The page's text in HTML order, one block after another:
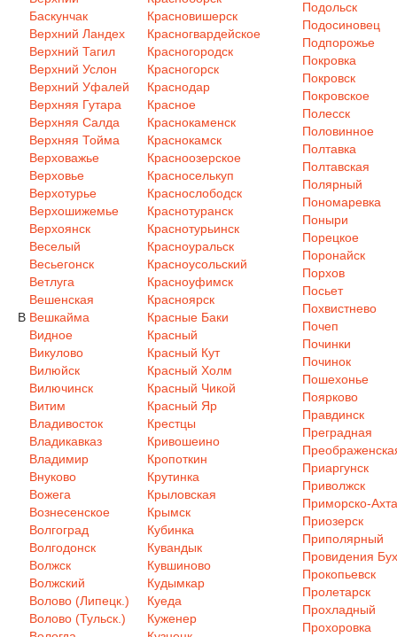
В
Баскунчак
Верхний Ландех
Верхний Тагил
Верхний Услон
Верхний Уфалей
Верхняя Гутара
Верхняя Салда
Верхняя Тойма
Верховажье
Верховье
Верхотурье
Верхошижемье
Верхоянск
Веселый
Весьегонск
Ветлуга
Вешенская
Вешкайма
Видное
Викулово
Вилюйск
Вилючинск
Витим
Владивосток
Владикавказ
Владимир
Внуково
Вожега
Вознесенское
Волгоград
Волгодонск
Волжск
Волжский
Волово (Липецк.)
Волово (Тульск.)
Красновишерск
Красногвардейское
Красногородск
Красногорск
Краснодар
Красное
Краснокаменск
Краснокамск
Красноозерское
Красноселькуп
Краснослободск
Краснотуранск
Краснотурьинск
Красноуральск
Красноусольский
Красноуфимск
Красноярск
Красные Баки
Красный
Красный Кут
Красный Холм
Красный Чикой
Красный Яр
Крестцы
Кривошеино
Кропоткин
Крутинка
Крыловская
Крымск
Кубинка
Кувандык
Кувшиново
Кудымкар
Куеда
Куженер
Подольск
Подосиновец
Подпорожье
Покровка
Покровск
Покровское
Полесск
Половинное
Полтавка
Полтавская
Полярный
Пономаревка
Поныри
Порецкое
Поронайск
Порхов
Посьет
Похвистнево
Почеп
Починки
Починок
Пошехонье
Поярково
Правдинск
Преградная
Приаргунск
Приволжск
Приморско-
Приозерск
Приполярный
Провидения
Прокопьевск
Пролетарск
Прохладный
Прохоровка